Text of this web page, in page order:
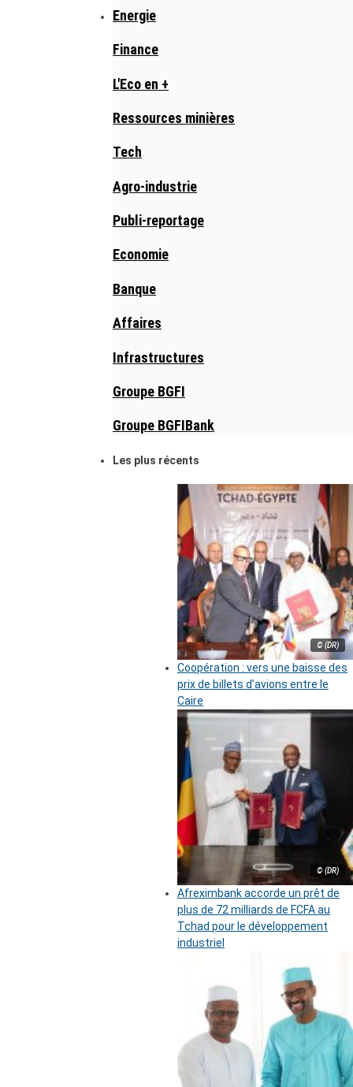
Energie
Finance
L'Eco en +
Ressources minières
Tech
Agro-industrie
Publi-reportage
Economie
Banque
Affaires
Infrastructures
Groupe BGFI
Groupe BGFIBank
Les plus récents
© (DR)
Coopération : vers une baisse des
prix de billets d’avions entre le
Caire
© (DR)
Afreximbank accorde un prêt de
plus de 72 milliards de FCFA au
Tchad pour le développement
industriel